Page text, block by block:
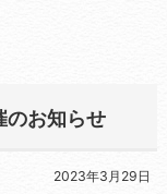
のお知らせ
2023年3月29日